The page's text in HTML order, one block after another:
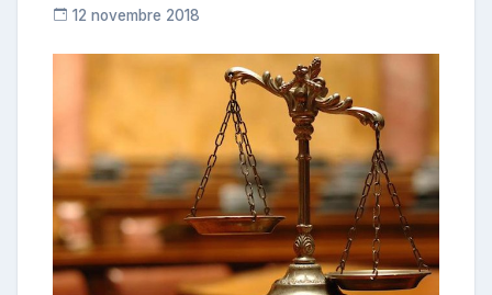
12 novembre 2018
n
r
i
b
u
t
r
i